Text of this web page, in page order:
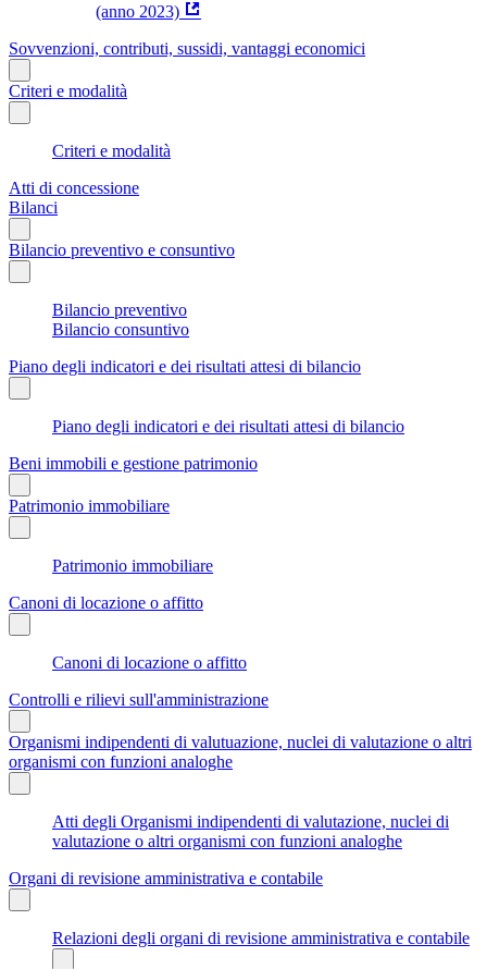
(anno 2023)
Sovvenzioni, contributi, sussidi, vantaggi economici
Criteri e modalità
Criteri e modalità
Atti di concessione
Bilanci
Bilancio preventivo e consuntivo
Bilancio preventivo
Bilancio consuntivo
Piano degli indicatori e dei risultati attesi di bilancio
Piano degli indicatori e dei risultati attesi di bilancio
Beni immobili e gestione patrimonio
Patrimonio immobiliare
Patrimonio immobiliare
Canoni di locazione o affitto
Canoni di locazione o affitto
Controlli e rilievi sull'amministrazione
Organismi indipendenti di valutuazione, nuclei di valutazione o altri
organismi con funzioni analoghe
Atti degli Organismi indipendenti di valutazione, nuclei di
valutazione o altri organismi con funzioni analoghe
Organi di revisione amministrativa e contabile
Relazioni degli organi di revisione amministrativa e contabile